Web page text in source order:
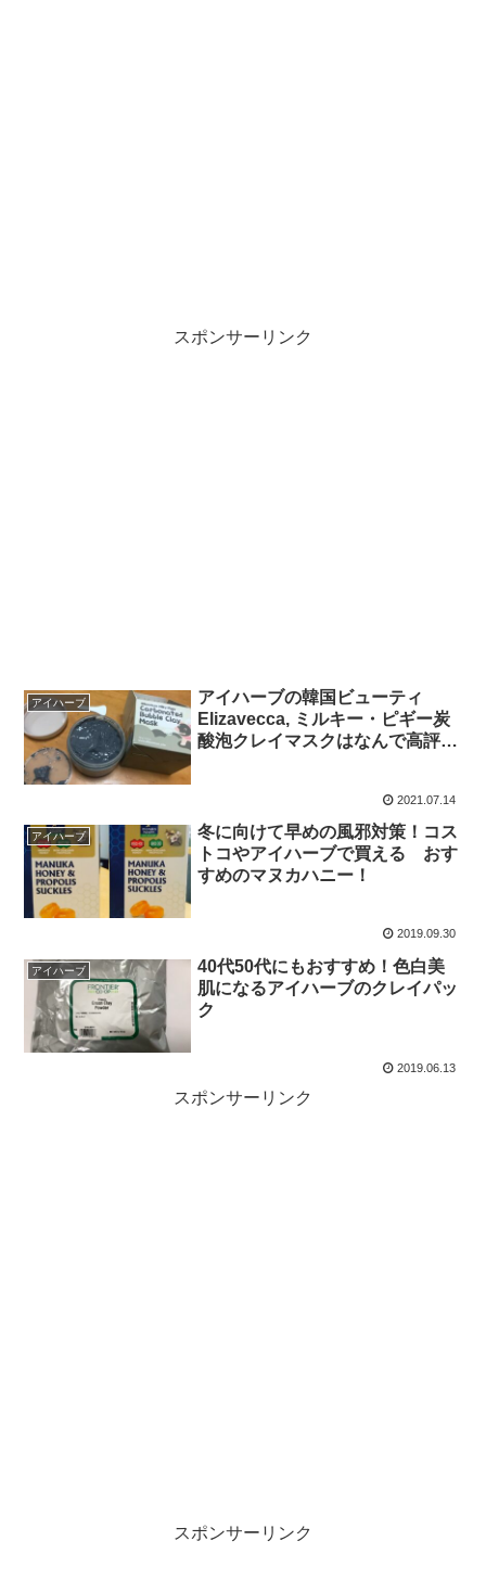
スポンサーリンク
アイハーブ
アイハーブの韓国ビューティ
Elizavecca, ミルキー・ピギー炭
酸泡クレイマスクはなんで高評価
2021.07.14
アイハーブ
冬に向けて早めの風邪対策！コス
トコやアイハーブで買える おす
すめのマヌカハニー！
2019.09.30
アイハーブ
40代50代にもおすすめ！色白美
肌になるアイハーブのクレイパッ
ク
2019.06.13
スポンサーリンク
スポンサーリンク